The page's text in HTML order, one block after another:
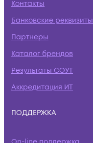
Контакты
Банковские реквизиты
Партнеры
Каталог брендов
Результаты СОУТ
Аккредитация ИТ
ПОДДЕРЖКА